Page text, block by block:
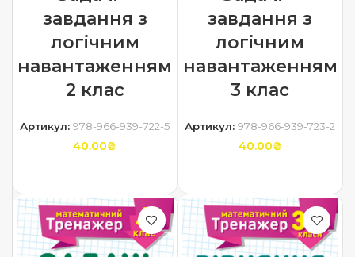
завдання з
логічним
навантаженням
2 клас
Артикул: 978-966-939-722-5
40.00₴
завдання з
логічним
навантаженням
3 клас
Артикул:978-966-939-723-2
40.00₴